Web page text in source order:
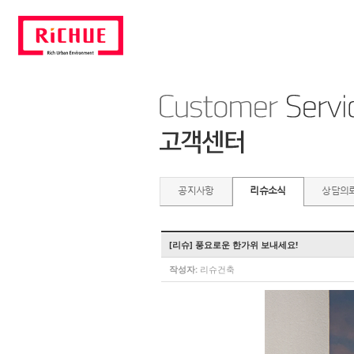
공지사항 리슈소식 상담의
[리슈] 풍요로운 한가위 보내세요!
작성자: 리슈건축